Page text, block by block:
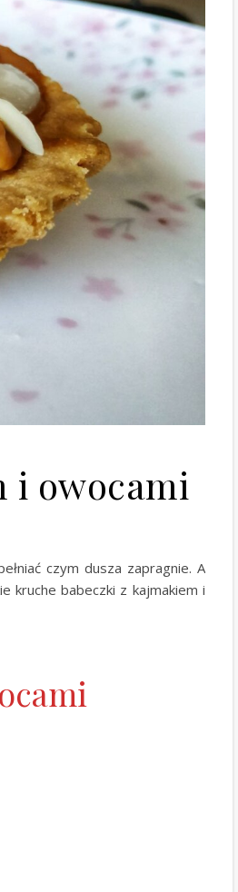
i owocami
czym dusza zapragnie. A
kruche babeczki z kajmakiem i